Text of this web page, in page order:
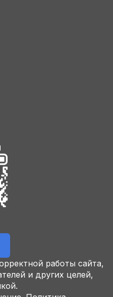
работы сайта,
и других целей,